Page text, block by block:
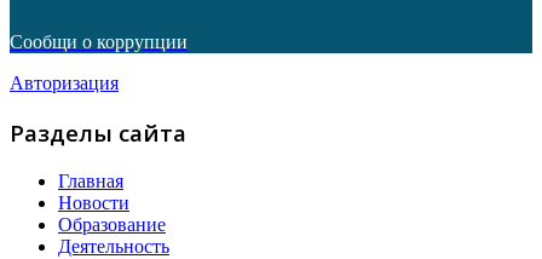
Сообщи о коррупции
Авторизация
Разделы сайта
Главная
Новости
Образование
Деятельность